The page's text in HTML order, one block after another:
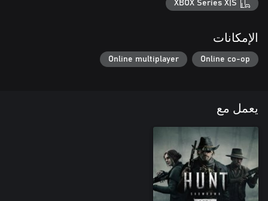
XBOX Series X|S
الإمكانات
Online co-op
Online multiplayer
يعمل مع